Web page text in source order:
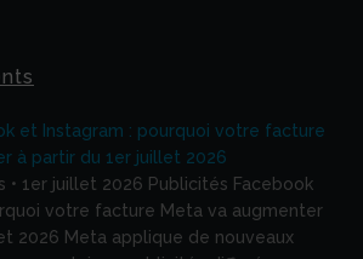
et Instagram : pourquoi votre facture
à partir du 1er juillet 2026
• 1er juillet 2026 Publicités Facebook
votre facture Meta va augmenter
2026 Meta applique de nouveaux